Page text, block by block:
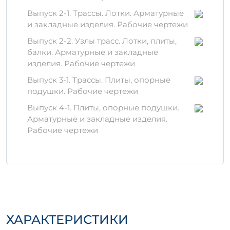
Технические
характеристики
Объём: 0,188 м³ и 0,1875 м³
Используемые материалы:
высококачественный цемент,
арматурная сталь и добавки для
улучшения характеристик бетона
Устойчивость:железобетонное
изделие Б 8 обладает высокой
нагрузки и климатические условия.
Железобетонное изделие Б 8
изготавливается с использованием только
Выпуск 2-1. Трассы. Лотки. Арматурные
и закладные изделия. Рабочие чертежи
Выпуск 2-2. Узлы трасс. Лотки, плиты,
балки. Арматурные и закладные
изделия. Рабочие чертежи
Выпуск 3-1. Трассы. Плиты, опорные
подушки. Рабочие чертежи
Выпуск 4-1. Плиты, опорные подушки.
Арматурные и закладные изделия.
Рабочие чертежи
ХАРАКТЕРИСТИКИ